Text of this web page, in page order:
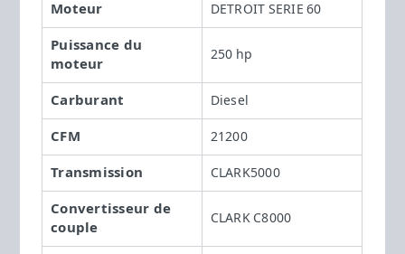
Moteur DETROIT SERIE 60
Puissance du
moteur
250 hp
Carburant Diesel
CFM 21200
Transmission CLARK5000
Convertisseur de
couple
CLARK C8000